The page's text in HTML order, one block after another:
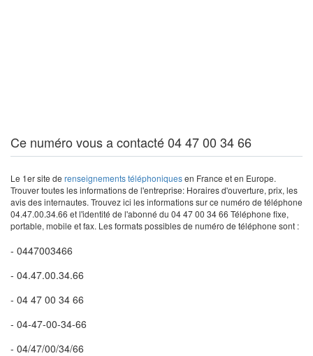
Ce numéro vous a contacté 04 47 00 34 66
Le 1er site de renseignements téléphoniquesen France et en Europe.
Trouver toutes les informations de l'entreprise: Horaires d'ouverture, prix, les
avis des internautes. Trouvez ici les informations sur ce numéro de téléphone
04.47.00.34.66 et l'identité de l'abonné du 04 47 00 34 66 Téléphone fixe,
portable, mobile et fax. Les formats possibles de numéro de téléphone sont :
- 0447003466
- 04.47.00.34.66
- 04 47 00 34 66
- 04-47-00-34-66
- 04/47/00/34/66